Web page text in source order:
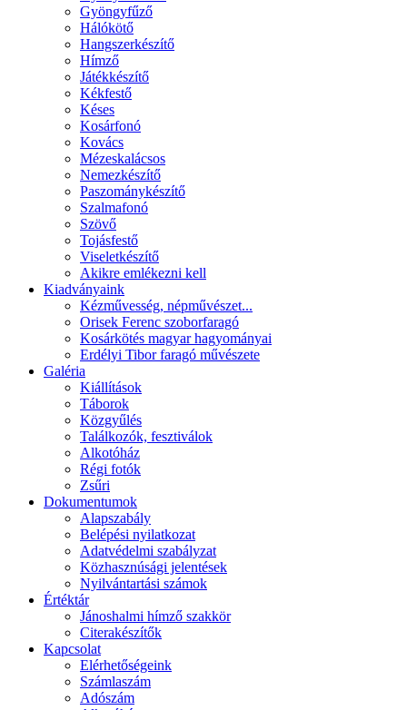
Gyöngyfűző
Hálókötő
Hangszerkészítő
Hímző
Játékkészítő
Kékfestő
Késes
Kosárfonó
Kovács
Mézeskalácsos
Nemezkészítő
Paszománykészítő
Szalmafonó
Szövő
Tojásfestő
Viseletkészítő
Akikre emlékezni kell
Kiadványaink
Kézművesség, népművészet...
Orisek Ferenc szoborfaragó
Kosárkötés magyar hagyományai
Erdélyi Tibor faragó művészete
Galéria
Kiállítások
Táborok
Közgyűlés
Találkozók, fesztiválok
Alkotóház
Régi fotók
Zsűri
Dokumentumok
Alapszabály
Belépési nyilatkozat
Adatvédelmi szabályzat
Közhasznúsági jelentések
Nyilvántartási számok
Értéktár
Jánoshalmi hímző szakkör
Citerakészítők
Kapcsolat
Elérhetőségeink
Számlaszám
Adószám